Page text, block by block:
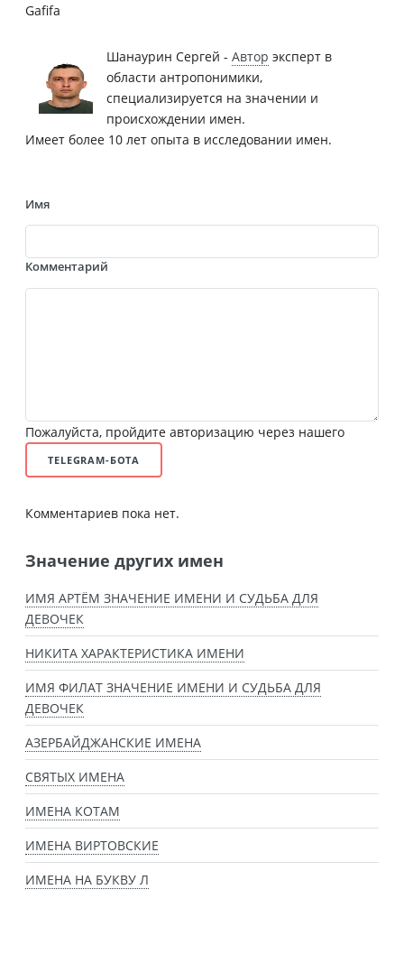
Gafifa
Шанаурин Сергей - Автор эксперт в
области антропонимики,
специализируется на значении и
происхождении имен.
Имеет более 10 лет опыта в исследовании имен.
Имя
Комментарий
Пожалуйста, пройдите авторизацию через нашего
TELEGRAM-БОТА
Комментариев пока нет.
Значение других имен
ИМЯ АРТЁМ ЗНАЧЕНИЕ ИМЕНИ И СУДЬБА ДЛЯ
ДЕВОЧЕК
НИКИТА ХАРАКТЕРИСТИКА ИМЕНИ
ИМЯ ФИЛАТ ЗНАЧЕНИЕ ИМЕНИ И СУДЬБА ДЛЯ
ДЕВОЧЕК
АЗЕРБАЙДЖАНСКИЕ ИМЕНА
СВЯТЫХ ИМЕНА
ИМЕНА КОТАМ
ИМЕНА ВИРТОВСКИЕ
ИМЕНА НА БУКВУ Л